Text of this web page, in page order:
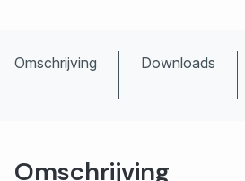
Omschrijving Downloads
Omschrijving